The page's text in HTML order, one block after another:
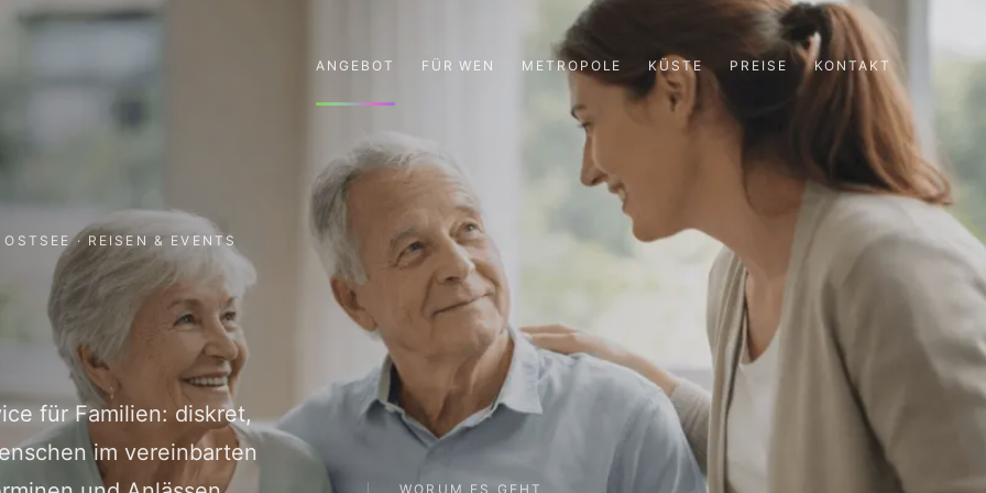
ANGEBOT FÜR WEN METROPOLE KÜSTE PREISE KONTAKT
· REISEN & EVENTS
für Familien: diskret,
im vereinbarten
WORUM ES GEHT